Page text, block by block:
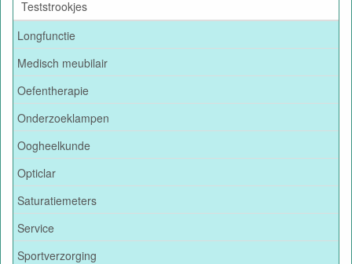
Teststrookjes
Longfunctie
Medisch meubilair
Oefentherapie
Onderzoeklampen
Oogheelkunde
Opticlar
Saturatiemeters
Service
Sportverzorging